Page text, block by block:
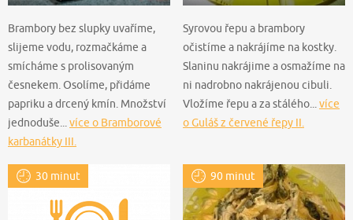
Brambory bez slupky uvaříme,
slijeme vodu, rozmačkáme a
smícháme s prolisovaným
česnekem. Osolíme, přidáme
papriku a drcený kmín. Množství
jednoduše... více o Bramborové
karbanátky III.
Syrovou řepu a brambory
očistíme a nakrájíme na kostky.
Slaninu nakrájime a osmažíme na
ni nadrobno nakrájenou cibuli.
Vložíme řepu a za stálého... více
o Guláš z červené řepy II.
30 minut 90 minut